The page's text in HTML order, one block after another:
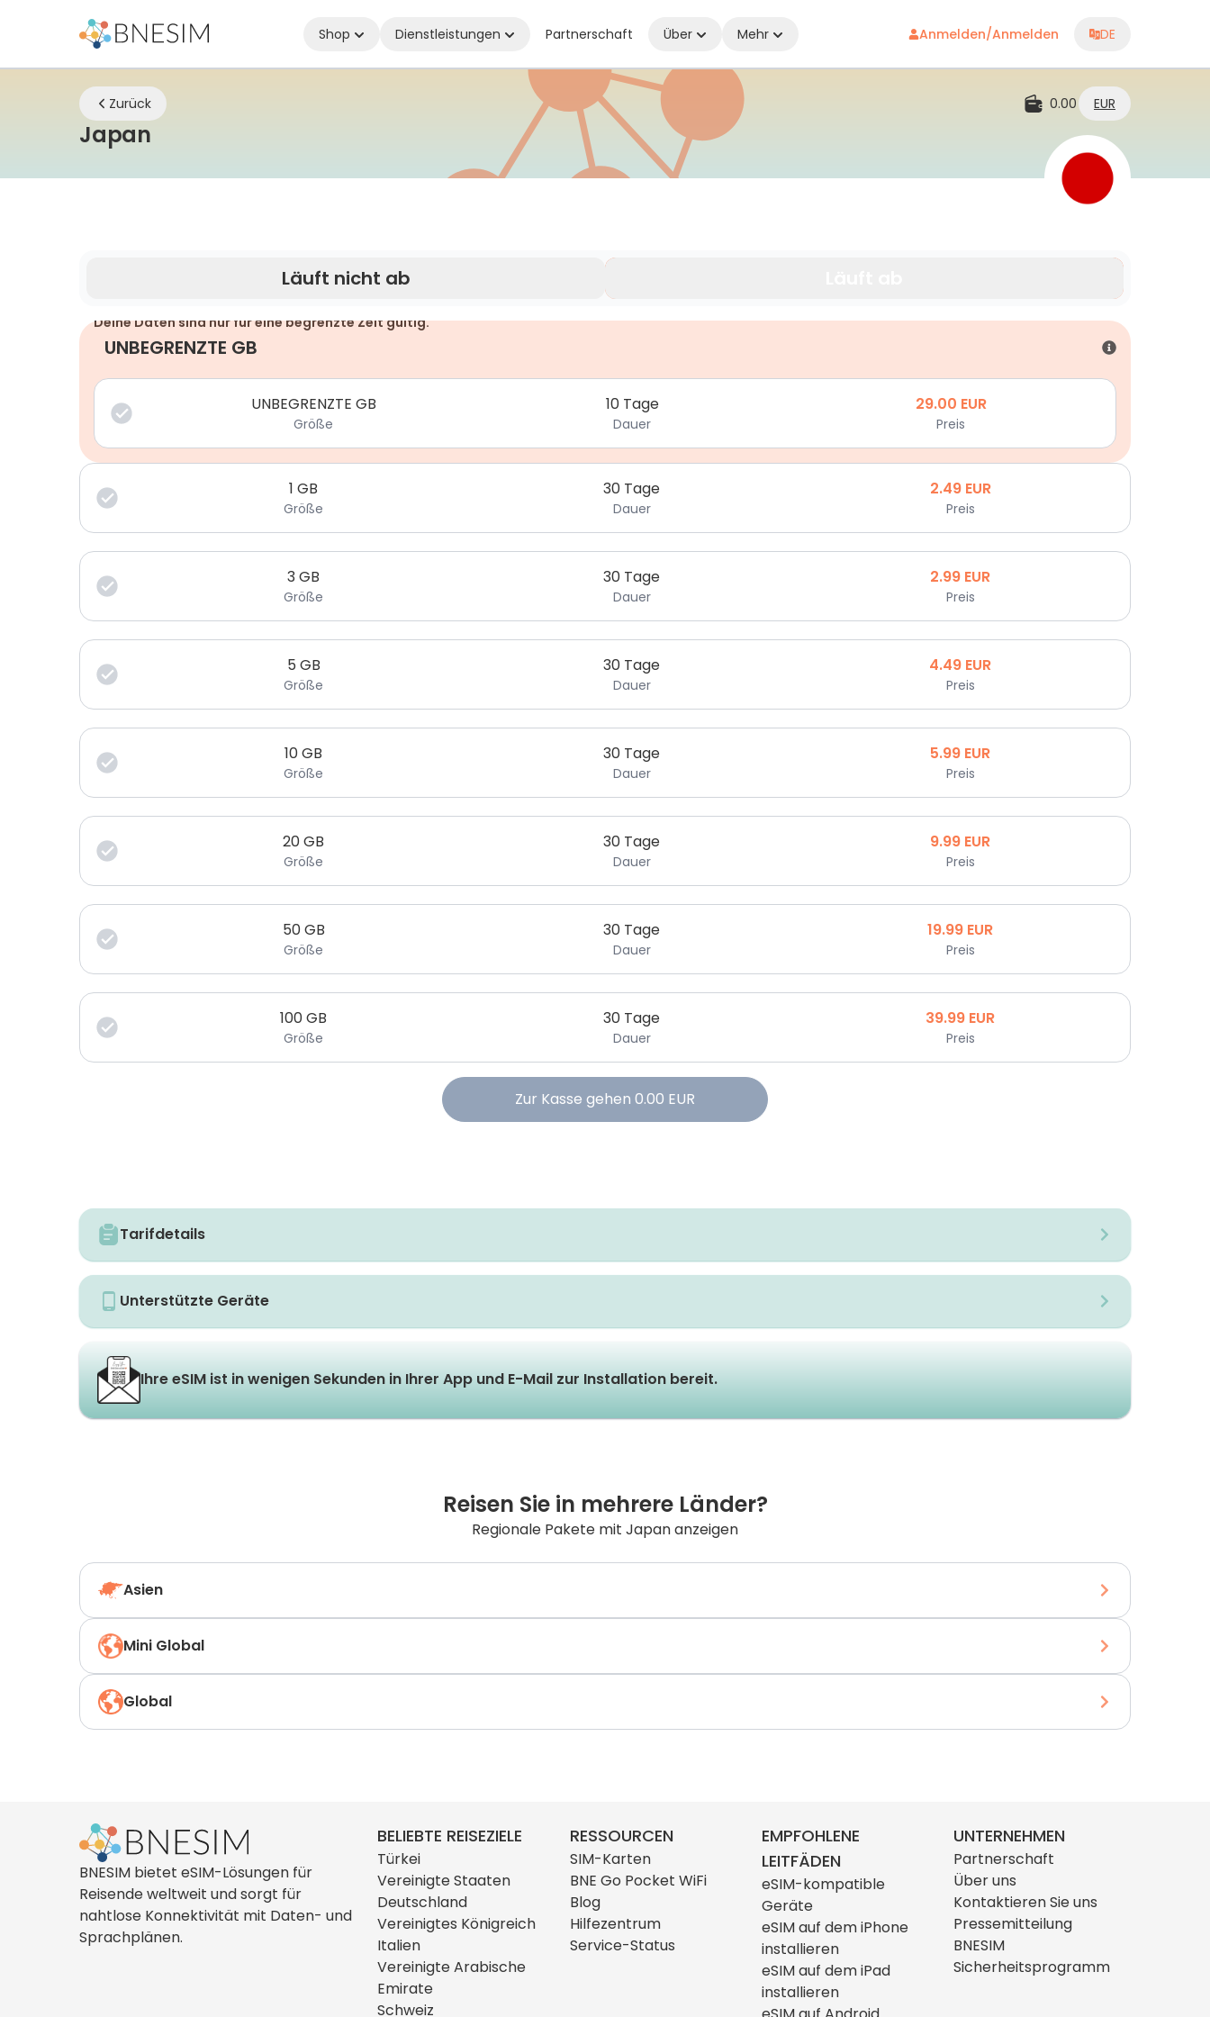
Shop Dienstleistungen Partnerschaft Über Mehr Anmelden/Anmelden DE
Zurück 0.00 EUR
JapaneSIM | Bleiben Sie überall verbunden, wo Sie auch sind
Läuft nicht ab
Deine Daten sind nur für eine begrenzte Zeit gültig.
UNBEGRENZTE GB
UNBEGRENZTE GB
Größe
10 Tage
Dauer
29.00 EUR
Preis
1 GB
Größe
30 Tage
Dauer
2.49 EUR
Preis
3GB
Größe
30 Tage
Dauer
2.99 EUR
Preis
5 GB
Größe
30 Tage
Dauer
4.49 EUR
Preis
10GB
Größe
30 Tage
Dauer
5.99 EUR
Preis
20GB
Größe
30 Tage
Dauer
9.99 EUR
Preis
50GB
Größe
30 Tage
Dauer
19.99 EUR
Preis
100GB
Größe
30 Tage
Dauer
39.99 EUR
Preis
Zur Kasse gehen 0.00 EUR
Tarifdetails
Unterstützte Geräte
Ihre eSIM ist in wenigen Sekunden in Ihrer App und E-Mail zur Installation bereit.
Reisen Sie in mehrere Länder?
Regionale Pakete mit Japan anzeigen
Asien
Mini Global
Global
BNESIM bietet eSIM-Lösungen für
Reisende weltweit und sorgt für
nahtlose Konnektivität mit Daten- und
Sprachplänen.
BELIEBTE REISEZIELE
Türkei
Vereinigte Staaten
Deutschland
Vereinigtes Königreich
Italien
Vereinigte Arabische
Emirate
Schweiz
RESSOURCEN
SIM-Karten
BNE Go Pocket WiFi
Blog
Hilfezentrum
Service-Status
EMPFOHLENE
LEITFÄDEN
eSIM-kompatible
Geräte
eSIM auf dem iPhone
installieren
eSIM auf dem iPad
installieren
UNTERNEHMEN
Partnerschaft
Über uns
Kontaktieren Sie uns
Pressemitteilung
BNESIM
Sicherheitsprogramm